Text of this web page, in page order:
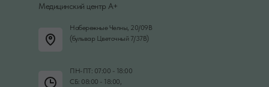
Медицинский центр А+
Набережные Челны, 20/09В
(бульвар Цветочный 7/37В)
ПН-ПТ: 07:00 - 18:00
СБ: 08:00 - 18:00,